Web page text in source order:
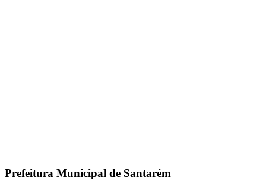
Prefeitura Municipal de Santarém